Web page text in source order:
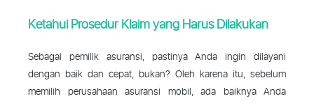
Ketahui Prosedur Klaim yang Harus Dilakukan
Sebagai pemilik asuransi, pastinya Anda ingin dilayani
dengan baik dan cepat, bukan? Oleh karena itu, sebelum
memilih perusahaan asuransi mobil, ada baiknya Anda